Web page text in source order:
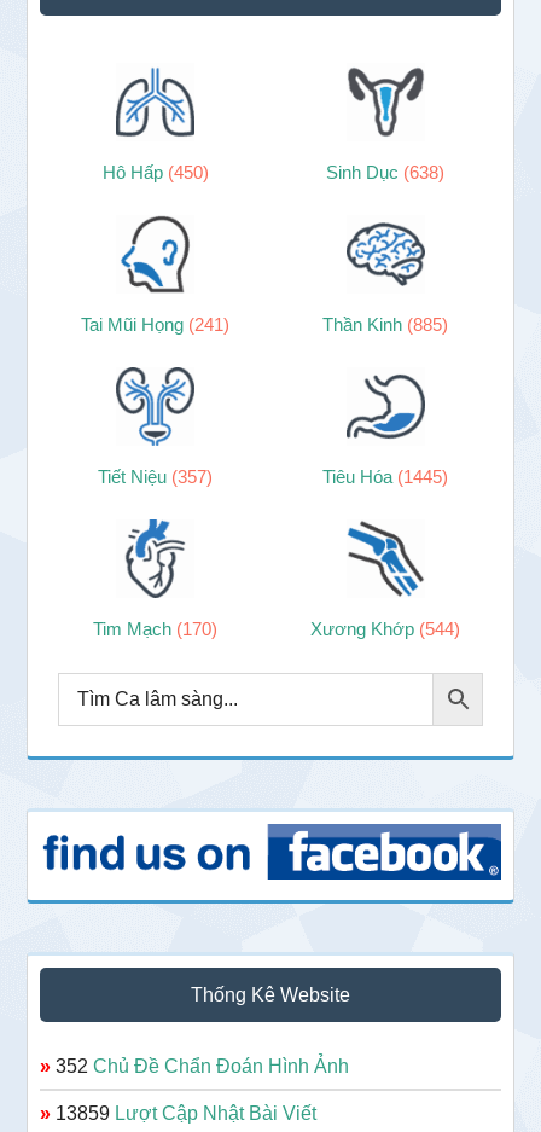
Hô Hấp (450) Sinh Dục (638)
Tai Mũi Họng (241) Thần Kinh (885)
Tiết Niệu (357) Tiêu Hóa (1445)
Tim Mạch (170) Xương Khớp (544)
Thống Kê Website
» 352Chủ Đề Chẩn Đoán Hình Ảnh
» 13859 Lượt Cập Nhật Bài Viết